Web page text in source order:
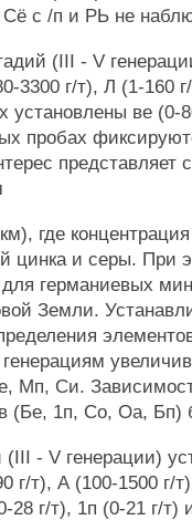
с /п и РЬ не
(III - V
3300 г/т), Л (1-160
установлены ве (0-
пробах
представляет
где
цинка и серы. При
германиевых
Земли.
Мп, Си.
(Бе, 1п, Со, Оа, Бп)
- V генерации)
г/т), А (100-1500 г/
г/т), 1п (0-21 г/т)